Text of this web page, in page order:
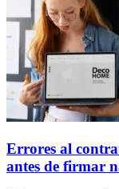
Errores al
antes de firmar